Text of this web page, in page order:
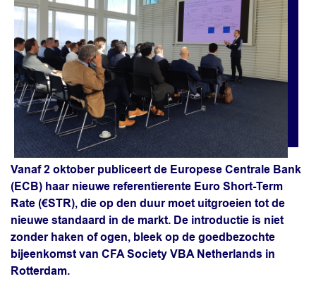
Vanaf 2 oktober publiceert de Europese Centrale Bank
(ECB) haar nieuwe referentierente Euro Short-Term
Rate (€STR), die op den duur moet uitgroeien tot de
nieuwe standaard in de markt. De introductie is niet
zonder haken of ogen, bleek op de goedbezochte
bijeenkomst van CFA Society VBA Netherlands in
Rotterdam.